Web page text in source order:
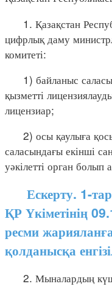
1. Қазақстан
цифрлық даму
комитеті:
1) байланыс
қызметті
лицензиар;
2) осы қаулыға
саласындағы екінші
уәкілетті орган болып
Ескерту. 1-
ҚР Үкіметінің
ресми
қолданысқа
2. Мыналардың